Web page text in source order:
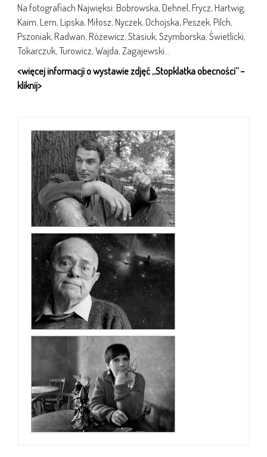
Na fotografiach Najwięksi: Bobrowska, Dehnel, Frycz, Hartwig,
Kaim, Lem, Lipska, Miłosz, Nyczek, Ochojska, Peszek, Pilch,
Pszoniak, Radwan, Różewicz, Stasiuk, Szymborska, Świetlicki,
Tokarczuk, Turowicz, Wajda, Zagajewski…
<więcej informacji o wystawie zdjęć „Stopklatka obecności” –
kliknij>